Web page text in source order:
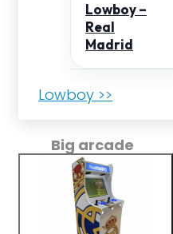
Lowboy –
Real
Madrid
Lowboy >>
Big arcade